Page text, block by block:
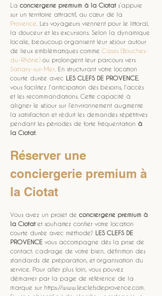
La conciergerie premium à la Ciotat s’appuie
sur un territoire attractif, au cœur de la
Provence . Les voyageurs viennent pour le littoral,
la douceur et les excursions. Selon la dynamique
locale, beaucoup organisent leur séjour autour
de lieux emblématiques comme Cassis (Bouches-
du-Rhône) ou prolongent leur parcours vers
Sanary-sur-Mer . En structurant votre location
courte durée avec LES CLEFS DE PROVENCE
vous facilitez l’anticipation des besoins, l’accès
et les recommandations. Cette capacité à
aligner le séjour sur l’environnement augmente
la satisfaction et réduit les demandes répétitives
pendant les périodes de forte fréquentation à
la Ciotat.
Réserver une
conciergerie premium à
la Ciotat
Vous avez un projet de conciergerie premium à
la Ciotat et souhaitez confier votre location
courte durée avec méthode? LES CLEFS DE
PROVENCE vous accompagne dès la prise de
contact: cadrage de votre bien, définition des
standards de préparation, et organisation du
service. Pour aller plus loin, vous pouvez
démarrer par la page de référence de la
marque sur https://www.lesclefsdeprovence.com.
Si votre objectif est de planifier rapidement vos